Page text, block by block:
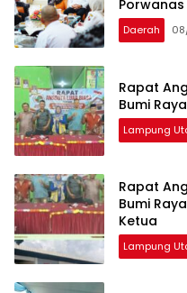
Porwanas
Daerah
Rapat
Bumi
Lampung
Rapat
Bumi
Ketua
Lampung